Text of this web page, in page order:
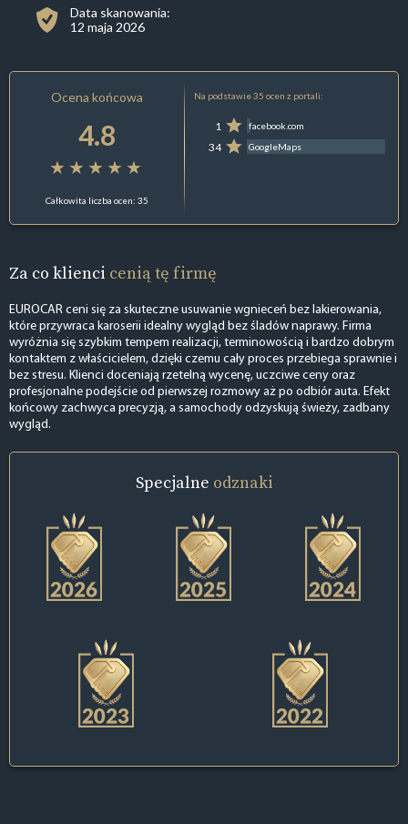
Data skanowania:
12 maja 2026
Ocena końcowa
4.8
Całkowita liczba ocen: 35
Na podstawie 35 ocen z portali:
1 facebook.com
34 GoogleMaps
Za co klienci cenią tę firmę
EUROCAR ceni się za skuteczne usuwanie wgnieceń bez lakierowania,
które przywraca karoserii idealny wygląd bez śladów naprawy. Firma
wyróżnia się szybkim tempem realizacji, terminowością i bardzo dobrym
kontaktem z właścicielem, dzięki czemu cały proces przebiega sprawnie i
bez stresu. Klienci doceniają rzetelną wycenę, uczciwe ceny oraz
profesjonalne podejście od pierwszej rozmowy aż po odbiór auta. Efekt
końcowy zachwyca precyzją, a samochody odzyskują świeży, zadbany
wygląd.
Specjalne odznaki